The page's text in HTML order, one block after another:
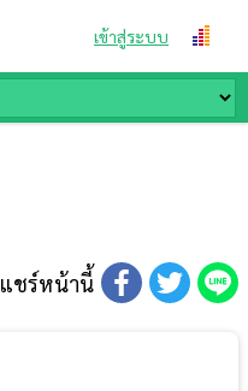
เข้าสู่ระบบ
แชร์หน้านี้